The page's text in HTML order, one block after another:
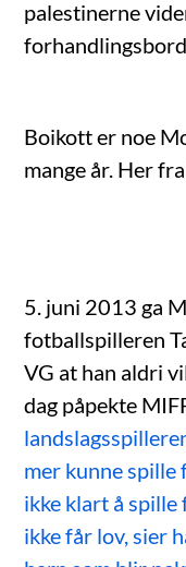
palestinerne
Boikott er noe
mange år. Her
5. juni 2013 ga
fotballspilleren
VG at han aldri
dag påpekte
mer kunne spille
ikke klart å
ikke får lov, sier